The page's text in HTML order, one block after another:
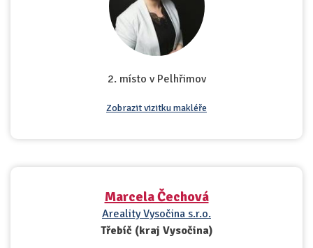
2. místo v Pelhřimov
Zobrazit vizitku makléře
Marcela Čechová
Areality Vysočina s.r.o.
Třebíč (kraj Vysočina)